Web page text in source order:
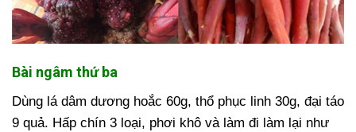
Bài ngâm thứ ba
Dùng lá dâm dương hoắc 60g, thổ phục linh 30g, đại táo
9 quả. Hấp chín 3 loại, phơi khô và làm đi làm lại như